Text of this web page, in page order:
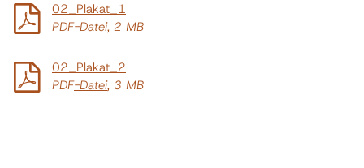
Veranstaltungen
Jobs
02_Plakat_1
PDF-Datei, 2 MB
02_Plakat_2
PDF-Datei, 3 MB